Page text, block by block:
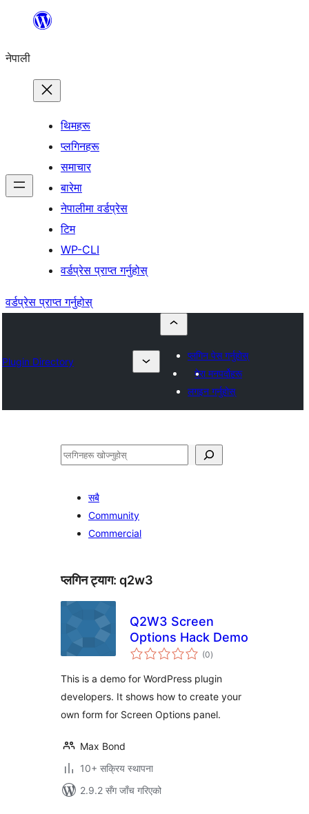
सामग्रीमा
नेपाली
थिमहरू
प्लगिनहरू
समाचार
बारेमा
नेपालीमा वर्डप्रेस
टिम
WP-CLI
वर्डप्रेस प्राप्त गर्नुहोस्
वर्डप्रेस प्राप्त गर्नुहोस्
Plugin Directory
प्लगिन पेस गर्नुहोस्
मेरा मनपर्दोहरू
लगइन गर्नुहोस्
खोज्नुहोस्
सबै
Community
Commercial
प्लगिन ट्याग: q2w3
Q2W3 Screen
Options Hack Demo
(0कुल
रेटिङ्गहरू
)
This is a demo for WordPress plugin
developers. It shows how to create your
own form for Screen Options panel.
Max Bond
10+ सक्रिय स्थापना
2.9.2 सँग जाँच गरिएको